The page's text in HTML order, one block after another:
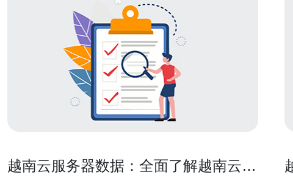
越南云服务器数据：全面了解越南云服